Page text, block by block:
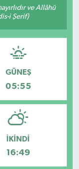
ve Allâhü
i Şerif)
GÜNEŞ
05:55
İKINDI
16:49